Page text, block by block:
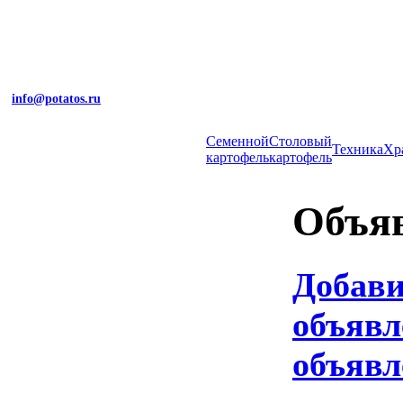
info@potatos.ru
Cеменной
картофель
Столовый
картофель
Техника